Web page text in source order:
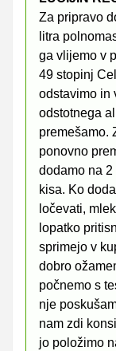
Za pripravo
litra
ga vlijemo v
49 stopinj
odstavimo in
odstotnega
premešamo.
ponovno
dodamo na
kisa. Ko
ločevati,
lopatko
sprimejo v
dobro
počnemo s
nje
nam zdi
jo položimo